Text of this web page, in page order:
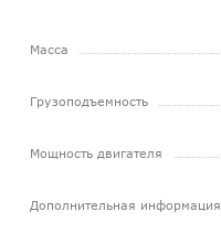
Масса
Грузоподъемность
Мощность двигателя
Дополнительная информация